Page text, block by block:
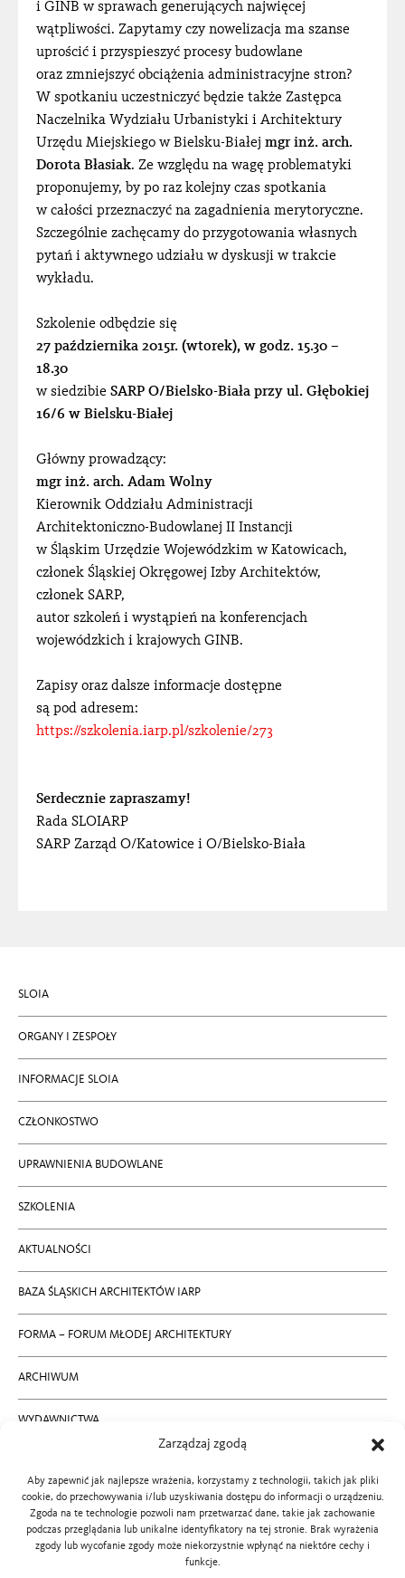
Zarządzaj zgodą
Aby zapewnić jak najlepsze wrażenia, korzystamy z technologii, takich jak pliki
cookie, do przechowywania i/lub uzyskiwania dostępu do informacji o urządzeniu.
Zgoda na te technologie pozwoli nam przetwarzać dane, takie jak zachowanie
podczas przeglądania lub unikalne identyfikatory na tej stronie. Brak wyrażenia
zgody lub wycofanie zgody może niekorzystnie wpłynąć na niektóre cechy i
funkcje.
i GINB w sprawach generujących najwięcej
wątpliwości. Zapytamy czy nowelizacja ma szanse
uprościć i przyspieszyć procesy budowlane
oraz zmniejszyć obciążenia administracyjne stron?
W spotkaniu uczestniczyć będzie także Zastępca
Naczelnika Wydziału Urbanistyki i Architektury
Urzędu Miejskiego w Bielsku-Białej mgr inż. arch.
Dorota Błasiak. Ze względu na wagę problematyki
proponujemy, by po raz kolejny czas spotkania
w całości przeznaczyć na zagadnienia merytoryczne.
Szczególnie zachęcamy do przygotowania własnych
pytań i aktywnego udziału w dyskusji w trakcie
wykładu.
Szkolenie odbędzie się
27 października 2015r. (wtorek), w godz. 15.30 –
18.30
w siedzibie SARP O/Bielsko-Biała przy ul. Głębokiej
16/6 w Bielsku-Białej
Główny prowadzący:
mgr inż. arch. Adam Wolny
Kierownik Oddziału Administracji
Architektoniczno-Budowlanej II Instancji
w Śląskim Urzędzie Wojewódzkim w Katowicach,
członek Śląskiej Okręgowej Izby Architektów,
członek SARP,
autor szkoleń i wystąpień na konferencjach
wojewódzkich i krajowych GINB.
Zapisy oraz dalsze informacje dostępne
są pod adresem:
https://szkolenia.iarp.pl/szkolenie/273
Serdecznie zapraszamy!
Rada SLOIARP
SARP Zarząd O/Katowice i O/Bielsko-Biała
SLOIA
ORGANY I ZESPOŁY
INFORMACJE SLOIA
CZŁONKOSTWO
UPRAWNIENIA BUDOWLANE
SZKOLENIA
AKTUALNOŚCI
BAZA ŚLĄSKICH ARCHITEKTÓW IARP
FORMA – FORUM MŁODEJ ARCHITEKTURY
ARCHIWUM
WYDAWNICTWA
BIP SLOIARP